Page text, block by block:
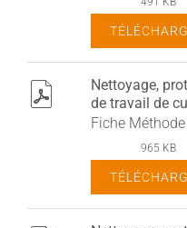
pdfNettoyage,
de travail de
Fiche Méthode
965 KB